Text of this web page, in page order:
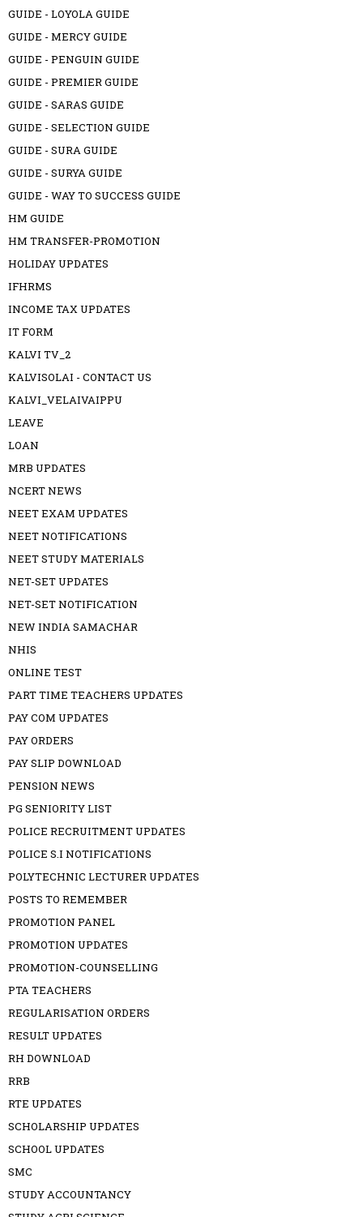
GUIDE - LOYOLA GUIDE
GUIDE - MERCY GUIDE
GUIDE - PENGUIN GUIDE
GUIDE - PREMIER GUIDE
GUIDE - SARAS GUIDE
GUIDE - SELECTION GUIDE
GUIDE - SURA GUIDE
GUIDE - SURYA GUIDE
GUIDE - WAY TO SUCCESS GUIDE
HM GUIDE
HM TRANSFER-PROMOTION
HOLIDAY UPDATES
IFHRMS
INCOME TAX UPDATES
IT FORM
KALVI TV_2
KALVISOLAI - CONTACT US
KALVI_VELAIVAIPPU
LEAVE
LOAN
MRB UPDATES
NCERT NEWS
NEET EXAM UPDATES
NEET NOTIFICATIONS
NEET STUDY MATERIALS
NET-SET UPDATES
NET-SET NOTIFICATION
NEW INDIA SAMACHAR
NHIS
ONLINE TEST
PART TIME TEACHERS UPDATES
PAY COM UPDATES
PAY ORDERS
PAY SLIP DOWNLOAD
PENSION NEWS
PG SENIORITY LIST
POLICE RECRUITMENT UPDATES
POLICE S.I NOTIFICATIONS
POLYTECHNIC LECTURER UPDATES
POSTS TO REMEMBER
PROMOTION PANEL
PROMOTION UPDATES
PROMOTION-COUNSELLING
PTA TEACHERS
REGULARISATION ORDERS
RESULT UPDATES
RH DOWNLOAD
RRB
RTE UPDATES
SCHOLARSHIP UPDATES
SCHOOL UPDATES
SMC
STUDY ACCOUNTANCY